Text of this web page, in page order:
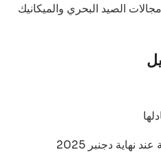
الصيد البحري والميكانيك